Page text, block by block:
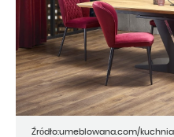
Źródło:umeblowana.com/